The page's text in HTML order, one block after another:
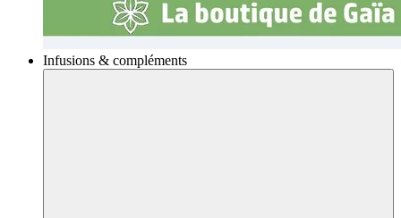
Infusions & compléments